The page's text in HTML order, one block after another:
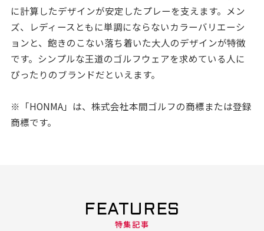
に計算したデザインが安定したプレーを支えます。メン
ズ、レディースともに単調にならないカラーバリエーシ
ョンと、飽きのこない落ち着いた大人のデザインが特徴
です。シンプルな王道のゴルフウェアを求めている人に
ぴったりのブランドだといえます。
※「HONMA」は、株式会社本間ゴルフの商標または登録
商標です。
FEATURES
特集記事